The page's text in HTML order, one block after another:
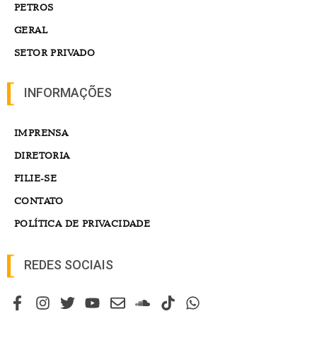
REDES SOCIAIS
01.322.648/0001-47. Todos os direitos reservados. Design e